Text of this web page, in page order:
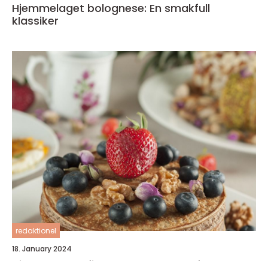
Hjemmelaget bolognese: En smakfull
klassiker
redaktionel
18. January 2024